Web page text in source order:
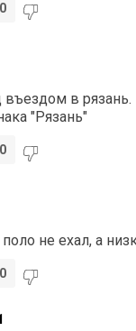
0
в
"Рязань"
0
не ехал, а
0